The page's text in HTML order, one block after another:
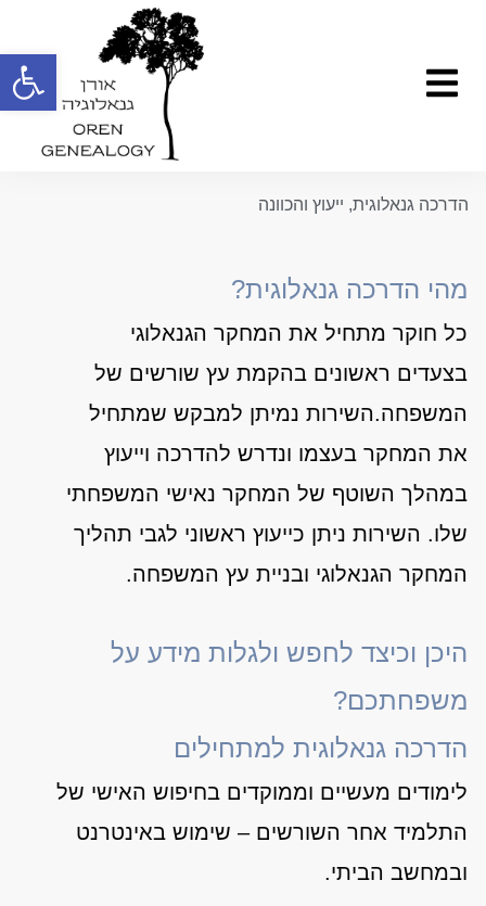
תפריט
הדרכה גנאלוגית, ייעוץ והכוונה
מהי הדרכה גנאלוגית?
כל חוקר מתחיל את המחקר הגנאלוגי
בצעדים ראשונים בהקמת עץ שורשים של
המשפחה.השירות נמיתן למבקש שמתחיל
את המחקר בעצמו ונדרש להדרכה וייעוץ
במהלך השוטף של המחקר נאישי המשפחתי
שלו. השירות ניתן כייעוץ ראשוני לגבי תהליך
המחקר הגנאלוגי ובניית עץ המשפחה.
היכן וכיצד לחפש ולגלות מידע על
משפחתכם?
הדרכה גנאלוגית למתחילים
לימודים מעשיים וממוקדים בחיפוש האישי של
התלמיד אחר השורשים – שימוש באינטרנט
ובמחשב הביתי.